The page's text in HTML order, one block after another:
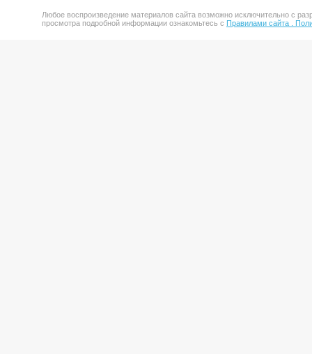
Любое воспроизведение материалов сайта возможно исключительно с
просмотра подробной информации ознакомьтесь с Правилами сайта .